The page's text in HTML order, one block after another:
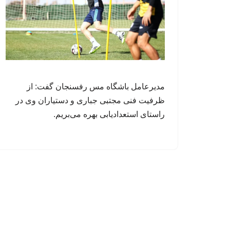
مدیرعامل باشگاه مس رفسنجان گفت: از
ظرفیت فنی مجتبی جباری و دستیاران وی در
راستای استعدادیابی بهره می‌بریم.